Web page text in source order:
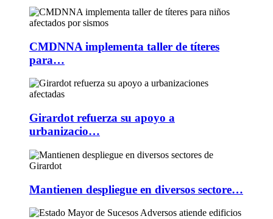
CMDNNA implementa taller de títeres
para…
Girardot refuerza su apoyo a
urbanizacio…
Mantienen despliegue en diversos sectore…